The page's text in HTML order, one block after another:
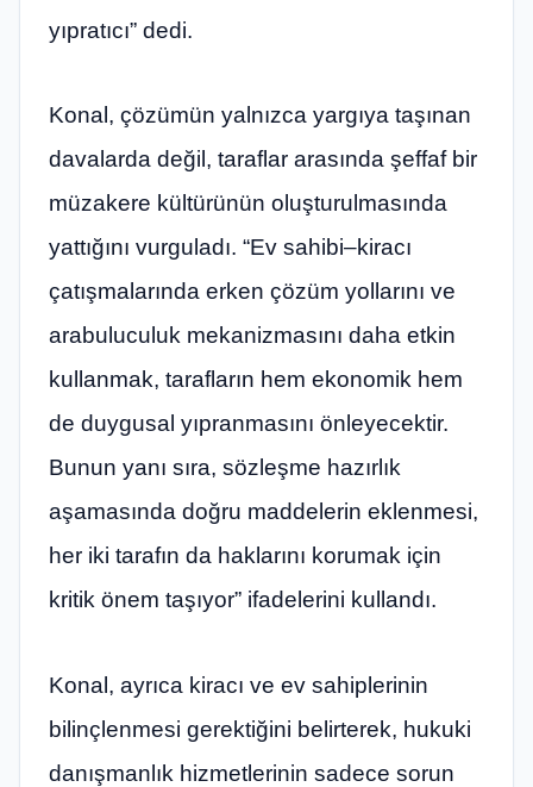
yıpratıcı” dedi.
Konal, çözümün yalnızca yargıya taşınan
davalarda değil, taraflar arasında şeffaf bir
müzakere kültürünün oluşturulmasında
yattığını vurguladı. “Ev sahibi–kiracı
çatışmalarında erken çözüm yollarını ve
arabuluculuk mekanizmasını daha etkin
kullanmak, tarafların hem ekonomik hem
de duygusal yıpranmasını önleyecektir.
Bunun yanı sıra, sözleşme hazırlık
aşamasında doğru maddelerin eklenmesi,
her iki tarafın da haklarını korumak için
kritik önem taşıyor” ifadelerini kullandı.
Konal, ayrıca kiracı ve ev sahiplerinin
bilinçlenmesi gerektiğini belirterek, hukuki
danışmanlık hizmetlerinin sadece sorun